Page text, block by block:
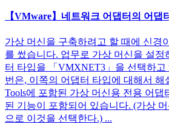
【VMware】네트워크 어댑터의 어댑
가상 머신을 구축하려고 할 때에 신경
를 썼습니다. 업무로 가상 머신을 설정
터 타입을 「VMXNET3」을 선택하고
번은, 이쪽의 어댑터 타입에 대해서 해
Tools에 포함된 가상 머신용 전용 어댑
된 기능이 포함되어 있습니다. (가상
으로 이것을 선택한다.) ...